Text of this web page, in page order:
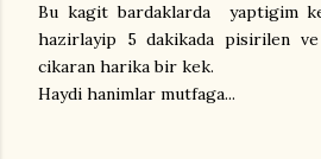
Bu kagit bardaklarda yaptigim
hazirlayip 5 dakikada pisirilen
cikaran harika bir kek.
Haydi hanimlar mutfaga...